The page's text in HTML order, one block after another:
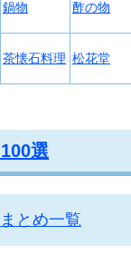
鍋物 酢の物
茶懐石料理 松花堂
選
とめ一覧